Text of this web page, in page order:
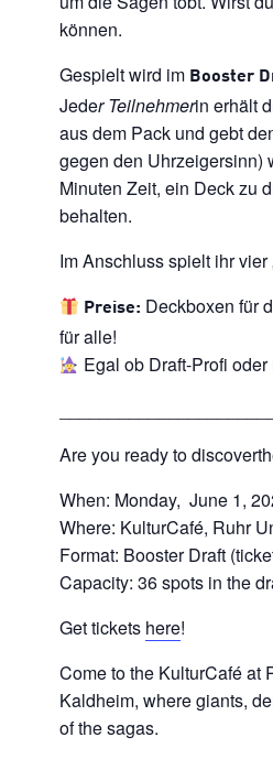
können.
Gespielt wird im Booster
Jeder Teilnehmerin erhält
aus dem Pack und gebt
gegen den Uhrzeigersinn)
Minuten Zeit, ein Deck zu
behalten.
Im Anschluss spielt ihr vier
Preise: Deckboxen für
für alle!
Egal ob Draft-Profi
Are you ready to
When: Monday, June 1,
Where: KulturCafé, Ruhr
Format: Booster Draft
Capacity: 36 spots in the
Get tickets here!
Come to the KulturCafé at
Kaldheim, where giants,
of the sagas.